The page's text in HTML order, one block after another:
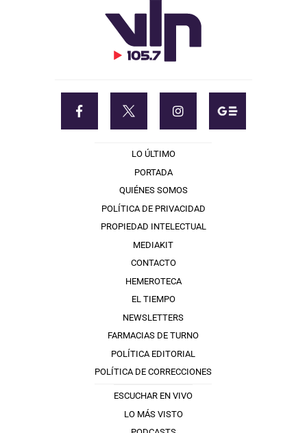
LO ÚLTIMO
PORTADA
QUIÉNES SOMOS
POLÍTICA DE PRIVACIDAD
PROPIEDAD INTELECTUAL
MEDIAKIT
CONTACTO
HEMEROTECA
EL TIEMPO
NEWSLETTERS
FARMACIAS DE TURNO
POLÍTICA EDITORIAL
POLÍTICA DE CORRECCIONES
ESCUCHAR EN VIVO
LO MÁS VISTO